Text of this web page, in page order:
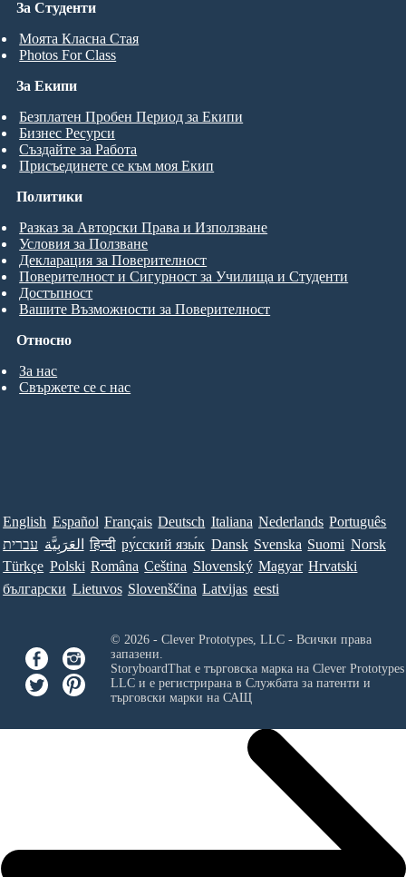
За Студенти
Моята Класна Стая
Photos For Class
За Екипи
Безплатен Пробен Период за Екипи
Бизнес Ресурси
Създайте за Работа
Присъединете се към моя Екип
Относно
За нас
Свържете се с нас
Политики
Разказ за Авторски Права и Използване
Условия за Ползване
Декларация за Поверителност
Поверителност и Сигурност за Училища и Студенти
Достъпност
Вашите Възможности за Поверителност
English Español Français Deutsch Italiana Nederlands Português
עברית العَرَبِيَّة हिन्दी ру́сский язы́к Dansk Svenska Suomi Norsk
Türkçe Polski Româna Ceština Slovenský Magyar Hrvatski
български Lietuvos Slovenščina Latvijas eesti
© 2026 - Clever Prototypes, LLC - Всички права
запазени.
StoryboardThat е търговска марка на Clever
LLCи е регистрирана в Службата за патенти и
търговски марки на САЩ